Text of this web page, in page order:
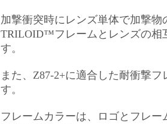
加撃衝突時にレンズ単体で加撃物
TRILOID™フレームとレンズの相
す。
また、Z87-2+に適合した耐衝撃
す。
フレームカラーは、ロゴとフレー